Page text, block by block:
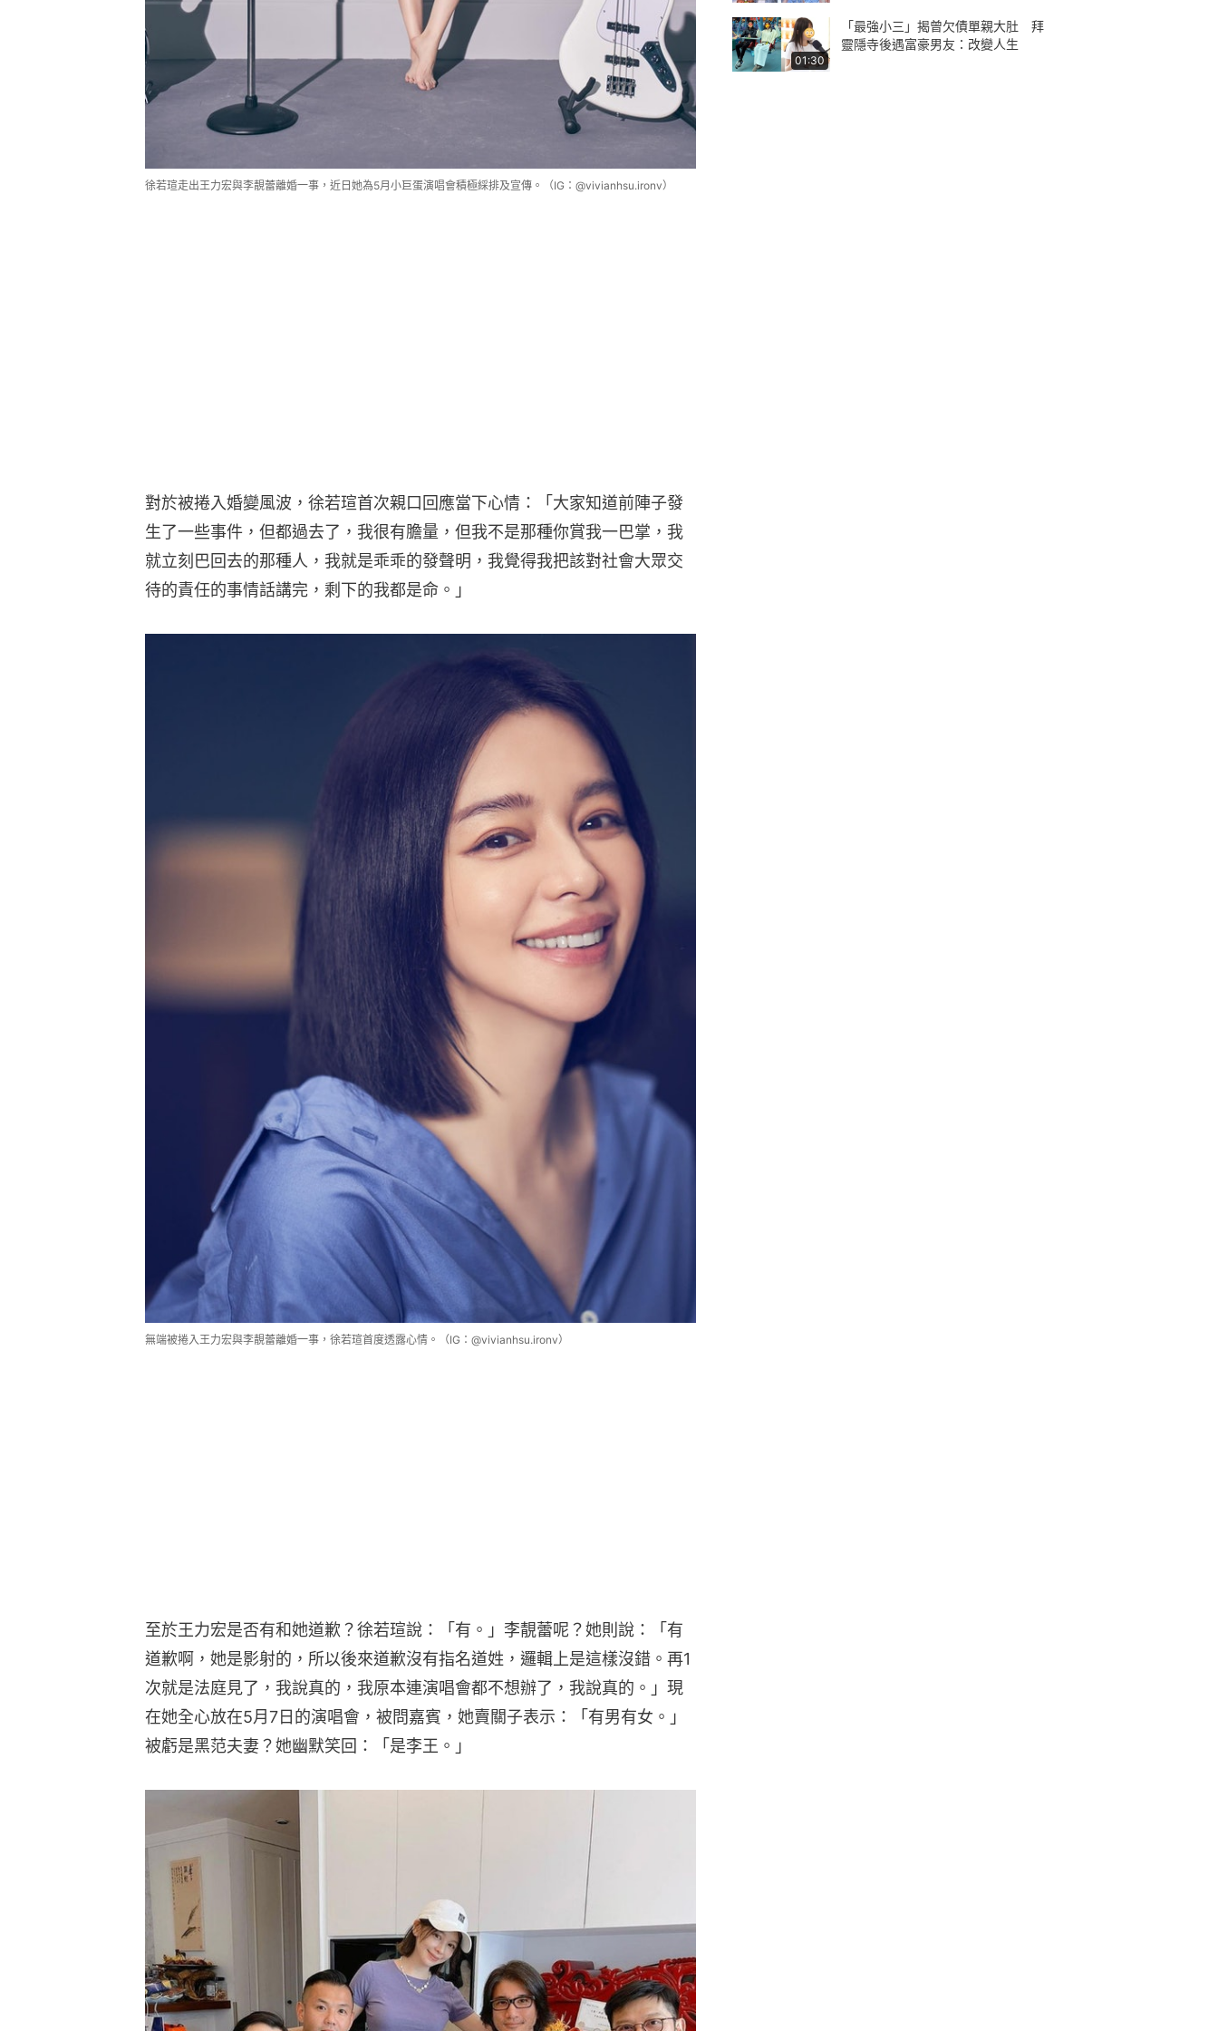
徐若瑄走出王力宏與李靚蕾離婚一事，近日她為5月小巨蛋演唱會積極綵排及宣傳。（IG：@vivianhsu.ironv）
對於被捲入婚變風波，徐若瑄首次親口回應當下心情：「大家知道前陣子發
生了一些事件，但都過去了，我很有膽量，但我不是那種你賞我一巴掌，我
就立刻巴回去的那種人，我就是乖乖的發聲明，我覺得我把該對社會大眾交
待的責任的事情話講完，剩下的我都是命。」
無端被捲入王力宏與李靚蕾離婚一事，徐若瑄首度透露心情。（IG：@vivianhsu.ironv）
至於王力宏是否有和她道歉？徐若瑄說：「有。」李靚蕾呢？她則說：「有
道歉啊，她是影射的，所以後來道歉沒有指名道姓，邏輯上是這樣沒錯。再1
次就是法庭見了，我說真的，我原本連演唱會都不想辦了，我說真的。」現
在她全心放在5月7日的演唱會，被問嘉賓，她賣關子表示：「有男有女。」
被虧是黑范夫妻？她幽默笑回：「是李王。」
01:30
「最強小三」揭曾欠債單親大肚 拜
靈隱寺後遇富豪男友：改變人生